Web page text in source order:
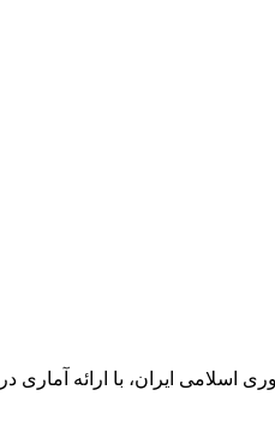
ایران، با ارائه آماری